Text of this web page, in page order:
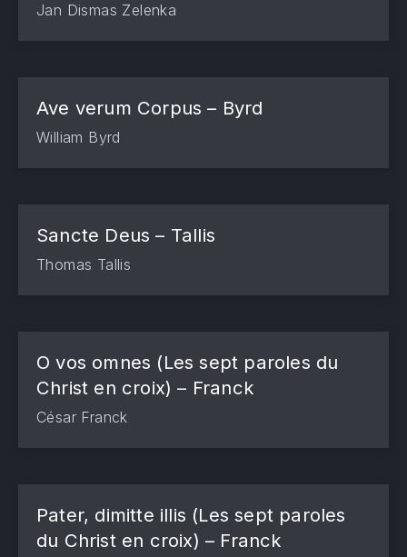
Jan Dismas Zelenka
Ave verum Corpus – Byrd
William Byrd
Sancte Deus – Tallis
Thomas Tallis
O vos omnes (Les sept paroles du
Christ en croix) – Franck
César Franck
Pater, dimitte illis (Les sept paroles
du Christ en croix) – Franck